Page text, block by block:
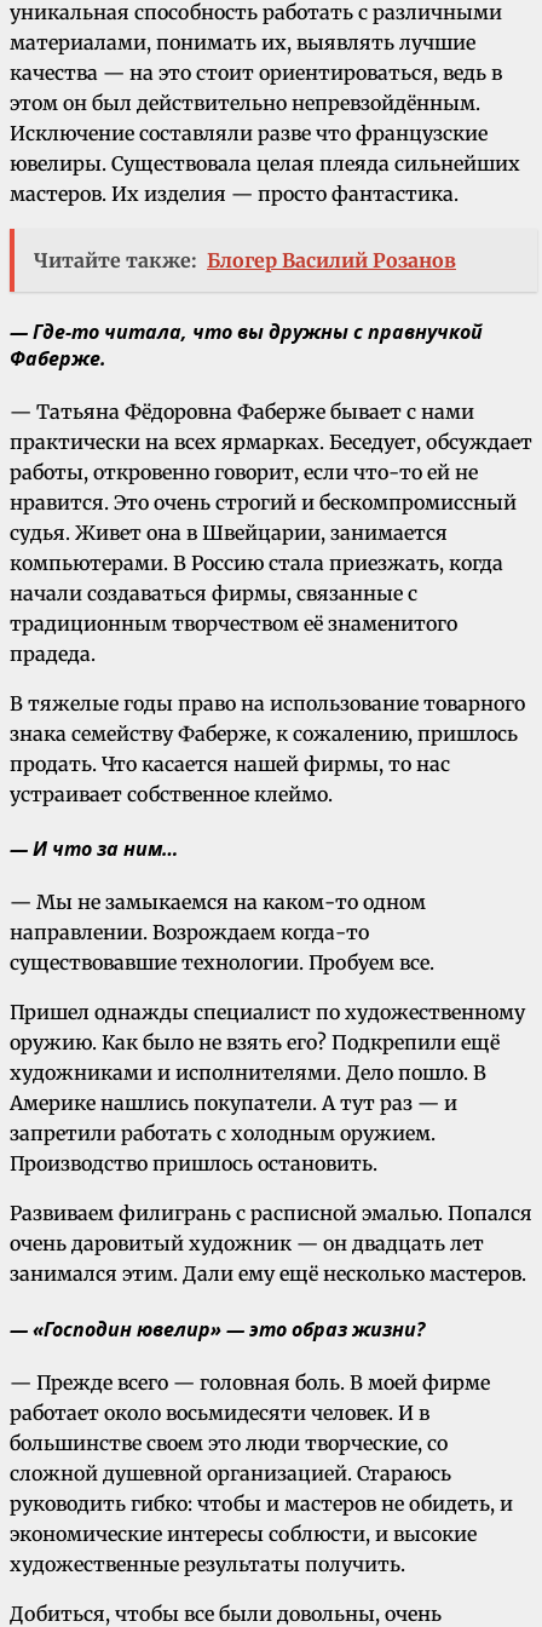
уникальная способность работать с различными
материалами, понимать их, выявлять лучшие
качества — на это стоит ориентироваться, ведь в
этом он был действительно непревзойдённым.
Исключение составляли разве что французские
ювелиры. Существовала целая плеяда сильнейших
мастеров. Их изделия — просто фантастика.
Читайте также: Блогер Василий Розанов
— Где-то читала, что вы дружны с правнучкой
Фаберже.
— Татьяна Фёдоровна Фаберже бывает с нами
практически на всех ярмарках. Беседует, обсуждает
работы, откровенно говорит, если что-то ей не
нравится. Это очень строгий и бескомпромиссный
судья. Живет она в Швейцарии, занимается
компьютерами. В Россию стала приезжать, когда
начали создаваться фирмы, связанные с
традиционным творчеством её знаменитого
прадеда.
В тяжелые годы право на использование товарного
знака семейству Фаберже, к сожалению, пришлось
продать. Что касается нашей фирмы, то нас
устраивает собственное клеймо.
— И что за ним…
— Мы не замыкаемся на каком-то одном
направлении. Возрождаем когда-то
существовавшие технологии. Пробуем все.
Пришел однажды специалист по художественному
оружию. Как было не взять его? Подкрепили ещё
художниками и исполнителями. Дело пошло. В
Америке нашлись покупатели. А тут раз — и
запретили работать с холодным оружием.
Производство пришлось остановить.
Развиваем филигрань с расписной эмалью. Попался
очень даровитый художник — он двадцать лет
занимался этим. Дали ему ещё несколько мастеров.
— «Господин ювелир» — это образ жизни?
— Прежде всего — головная боль. В моей фирме
работает около восьмидесяти человек. И в
большинстве своем это люди творческие, со
сложной душевной организацией. Стараюсь
руководить гибко: чтобы и мастеров не обидеть, и
экономические интересы соблюсти, и высокие
художественные результаты получить.
Добиться, чтобы все были довольны, очень